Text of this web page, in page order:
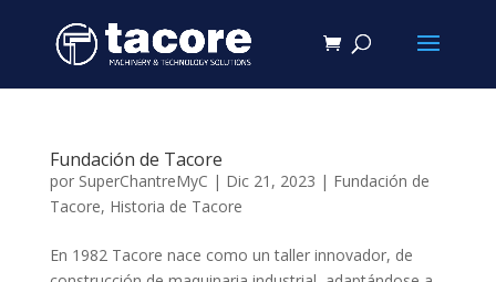
Fundación de Tacore
por SuperChantreMyC | Dic 21, 2023 | Fundación de
Tacore, Historia de Tacore
En 1982 Tacore nace como un taller innovador, de